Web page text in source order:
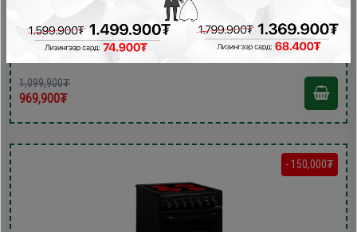
Керамик плитка , Цахилгаан зуух
1,099,900₮
969,900₮
- 150,000₮